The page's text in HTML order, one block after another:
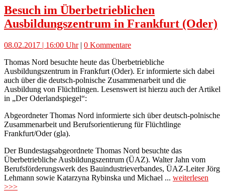
Besuch im Überbetrieblichen
Ausbildungszentrum in Frankfurt (Oder)
08.02.2017 | 16:00 Uhr| 0 Kommentare
Thomas Nord besuchte heute das Überbetriebliche
Ausbildungszentrum in Frankfurt (Oder). Er informierte sich dabei
auch über die deutsch-polnische Zusammenarbeit und die
Ausbildung von Flüchtlingen. Lesenswert ist hierzu auch der Artikel
in „Der Oderlandspiegel“:
Abgeordneter Thomas Nord informierte sich über deutsch-polnische
Zusammenarbeit und Berufsorientierung für Flüchtlinge
Frankfurt/Oder (gla).
Der Bundestagsabgeordnete Thomas Nord besuchte das
Überbetriebliche Ausbildungszentrum (ÜAZ). Walter Jahn vom
Berufsförderungswerk des Bauindustrieverbandes, ÜAZ-Leiter Jörg
Lehmann sowie Katarzyna Rybinska und Michael ... weiterlesen
>>>